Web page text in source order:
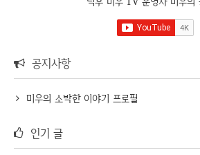
공지사항
미우의 소박한 이야기 프로필
인기 글